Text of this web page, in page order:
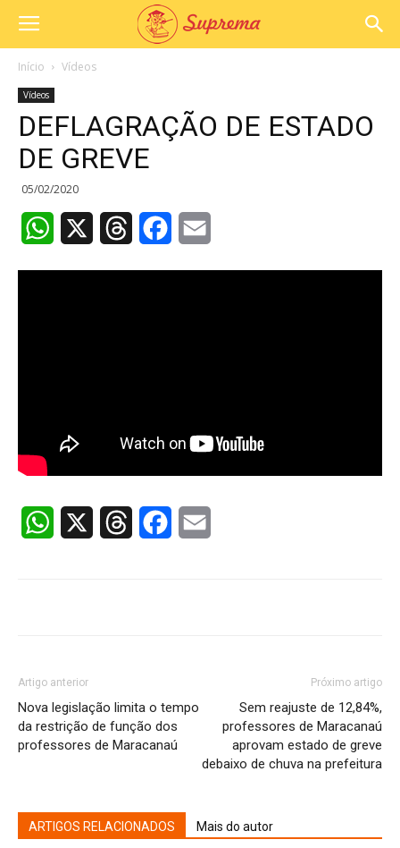
Início Vídeos
Vídeos
DEFLAGRAÇÃO DE ESTADO
DE GREVE
05/02/2020
WhatsApp ThreadsFacebook
WhatsApp ThreadsFacebook
Artigo anterior
Nova legislação limita o tempo
da restrição de função dos
professores de Maracanaú
Próximo artigo
Sem reajuste de 12,84%,
professores de Maracanaú
aprovam estado de greve
debaixo de chuva na prefeitura
ARTIGOS RELACIONADOS Mais do autor